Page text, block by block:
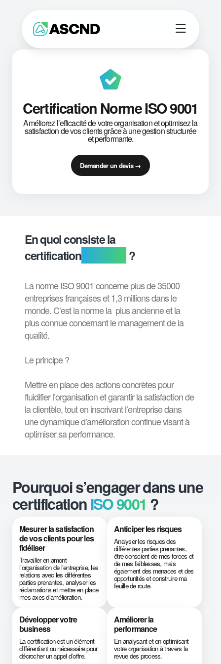
Certification Norme ISO 9001
Améliorez l’efficacité de votre organisation et optimisez la
satisfaction de vos clients grâce à une gestion structurée
et performante.
Demander un devis →
En quoi consiste la
certificationISO 9001 ?
La norme ISO 9001 concerne plus de 35000
entreprises françaises et 1,3 millions dans le
monde. C’est la norme la plus ancienne et la
plus connue concernant le management de la
qualité.
Le principe ?
Mettre en place des actions concrètes pour
fluidifier l’organisation et garantir la satisfaction de
la clientèle, tout en inscrivant l’entreprise dans
une dynamique d’amélioration continue visant à
optimiser sa performance.
Pourquoi s’engager dans une
certification ISO 9001 ?
Mesurer la satisfaction
de vos clients pour les
fidéliser
Travailler en amont
l’organisation de l’entreprise, les
relations avec les différentes
parties prenantes, analyser les
réclamations et mettre en place
mes axes d’amélioration.
Anticiper les risques
Analyser les risques des
différentes parties prenantes,
être conscient de mes forces et
de mes faiblesses, mais
également des menaces et des
opportunités et construire ma
feuille de route.
Développer votre
business
La certification est un élément
différentiant ou nécessaire pour
décrocher un appel d’offre.
Améliorer la
performance
En analysant et en optimisant
votre organisation à travers la
revue des process.